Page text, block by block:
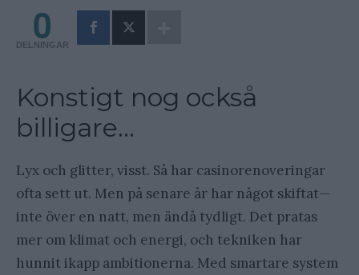
0
DELNINGAR
Konstigt nog också
billigare…
Lyx och glitter, visst. Så har casinorenoveringar
ofta sett ut. Men på senare år har något skiftat—
inte över en natt, men ändå tydligt. Det pratas
mer om klimat och energi, och tekniken har
hunnit ikapp ambitionerna. Med smartare system